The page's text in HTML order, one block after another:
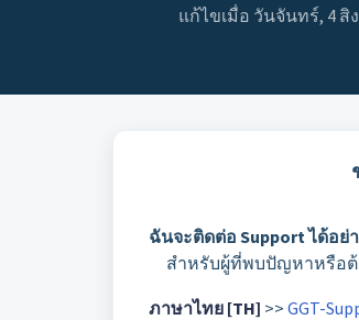
แก้ไขเมื่อ วันจันทร์, 4 สิง
ฉันจะติดต่อ Support ได้อย่า
สำหรับผู้ที่พบปัญหาหรือต้
ภาษาไทย [TH] >> GGT-